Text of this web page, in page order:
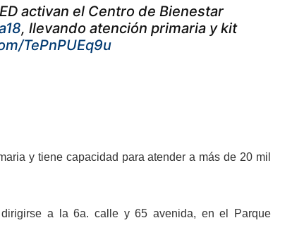
activan el Centro de Bienestar
, llevando atención primaria y kit
TePnPUEq9u
y tiene capacidad para atender a más de 20 mil
dirigirse a la 6a. calle y 65 avenida, en el Parque